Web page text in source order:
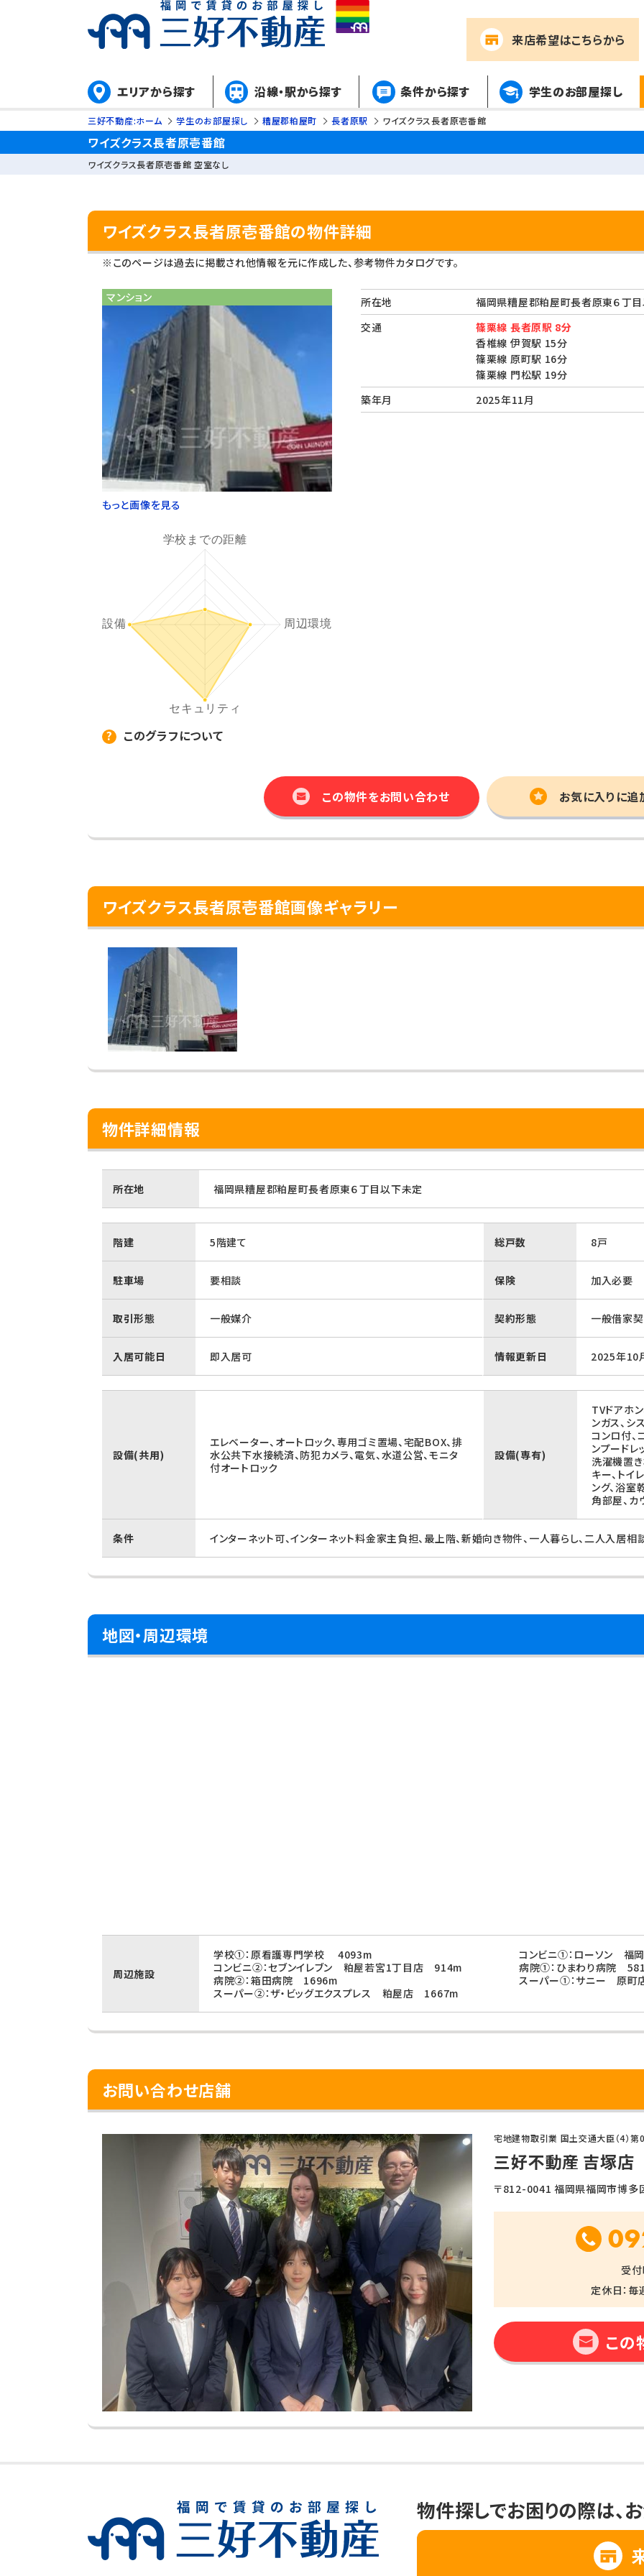
来店希望はこちらから
エリアから探す 沿線・駅から探す 条件から探す 学生のお部屋探し
三好不動産:ホーム 学生のお部屋探し 糟屋郡粕屋町 長者原駅 ワイズクラス長者原壱番館
ワイズクラス長者原壱番館
ワイズクラス長者原壱番館 空室なし
ワイズクラス長者原壱番館の物件詳細
※このページは過去に掲載され他情報を元に作成した、参考物件カタログです。
マンション
もっと画像を見る
このグラフについて
所在地
福岡県糟屋郡粕屋町長者原東６
交通
篠栗線 長者原駅 8分
香椎線 伊賀駅 15分
篠栗線 原町駅 16分
篠栗線 門松駅 19分
築年月
2025年11月
この物件をお問い合わせ お気に入りに追
ワイズクラス長者原壱番館画像ギャラリー
物件詳細情報
所在地 福岡県糟屋郡粕屋町長者原東６丁目以下未定
階建 5階建て 総戸数 8戸
駐車場 要相談 保険 加入必要
取引形態 一般媒介 契約形態 一般借家
入居可能日 即入居可 情報更新日 2025年10
設備(共用)
エレベーター、オートロック、専用ゴミ置場、宅配BOX、排
水公共下水接続済、防犯カメラ、電気、水道公営、モニタ
付オートロック
設備(専有)
TVドアホ
ンガス、シ
コンロ付、
ンプードレ
洗濯機置き
キー、トイ
ング、浴室
角部屋、カ
条件 インターネット可、インターネット料金家主負担、最上階、新婚向き物件、一人暮らし、二人入居相
地図・周辺環境
周辺施設
学校①：原看護専門学校 4093m
コンビニ①：ローソン 福
コンビニ②：セブンイレブン 粕屋若宮1丁目店 914m
病院①：ひまわり病院
病院②：箱田病院 1696m
スーパー①：サニー 原
スーパー②：ザ・ビッグエクスプレス 粕屋店 1667m
お問い合わせ店舗
宅地建物取引業 国土交通大臣（4）
三好不動産 吉塚店
〒812-0041 福岡県福岡市博
受
定休日：毎
この
物件探しでお困りの際は、